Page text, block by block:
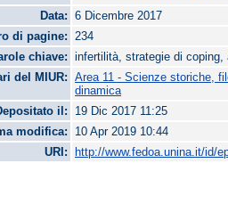
Data:
6 Dicembre 2017
di pagine:
234
chiave:
infertilità, strategie di
del MIUR:
Area 11 - Scienze storiche,
dinamica
il:
19 Dic 2017 11:25
modifica:
10 Apr 2019 10:44
URI:
http://www.fedoa.unina.it/id/